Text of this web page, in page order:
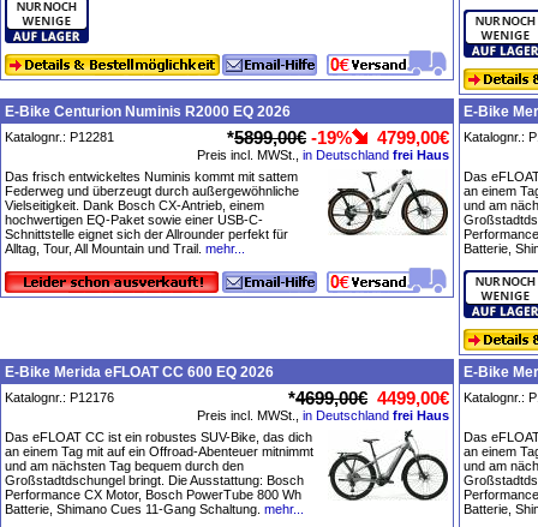
E-Bike Centurion Numinis R2000 EQ 2026
Katalognr.: P12281 *5899,00€ -19% 4799,00€
Preis incl. MWSt., in Deutschland frei Haus
Das frisch entwickeltes Numinis kommt mit sattem
Federweg und überzeugt durch außergewöhnliche
Vielseitigkeit. Dank Bosch CX-Antrieb, einem
hochwertigen EQ-Paket sowie einer USB-C-
Schnittstelle eignet sich der Allrounder perfekt für
Alltag, Tour, All Mountain und Trail. mehr...
E-Bike
Katalognr.:
Das
an einem
und am
Batterie,
E-Bike Merida eFLOAT CC 600 EQ 2026
Katalognr.: P12176 *4699,00€ 4499,00€
Preis incl. MWSt., in Deutschland frei Haus
Das eFLOAT CC ist ein robustes SUV-Bike, das dich
an einem Tag mit auf ein Offroad-Abenteuer mitnimmt
und am nächsten Tag bequem durch den
Großstadtdschungel bringt. Die Ausstattung: Bosch
Performance CX Motor, Bosch PowerTube 800 Wh
Batterie, Shimano Cues 11-Gang Schaltung. mehr...
E-Bike
Katalognr.:
Das
an einem
und am
Batterie,